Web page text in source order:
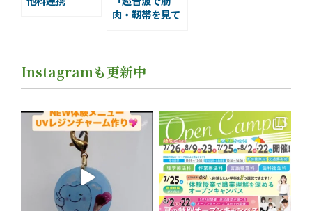
肉・靭帯を見て
Instagramも更新中